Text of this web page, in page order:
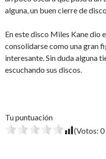
alguna, un buen cierre de
En este disco Miles Kane dio
consolidarse como una gran
interesante. Sin duda alguna
escuchando sus discos.
Tu puntuación
(Votos: 0